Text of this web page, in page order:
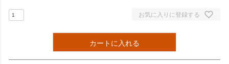
お気に入りに登録する
カートに入れる